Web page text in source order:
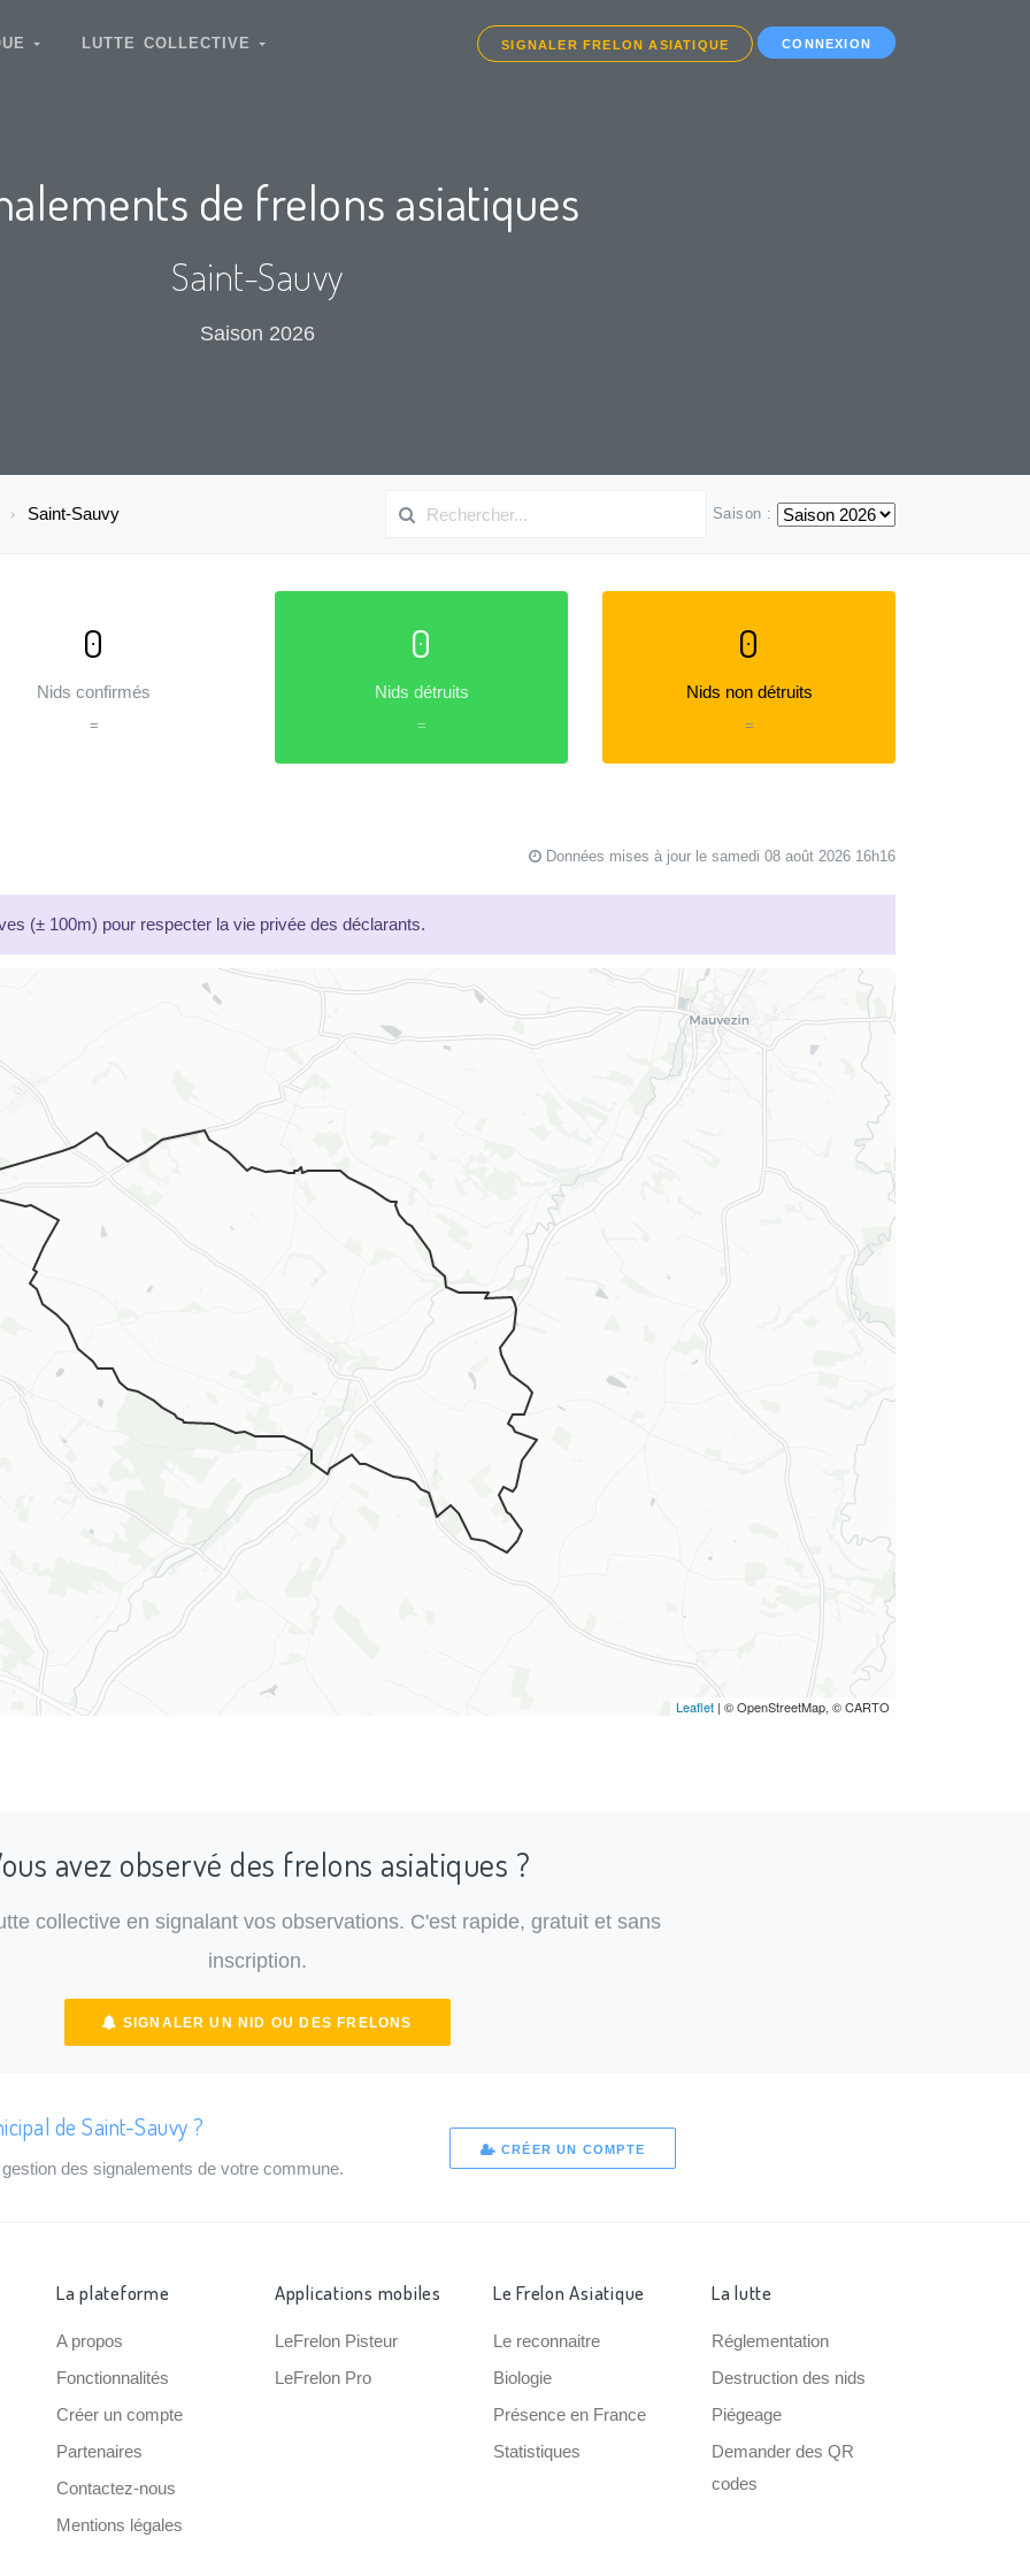
LUTTE COLLECTIVE SIGNALER FRELON ASIATIQUE CONNEXION
de frelons asiatiques
Saint-Sauvy
Saison 2026
Saint-Sauvy Saison :
0
Nids confirmés
=
0
Nids détruits
=
0
Nids non détruits
=
Données mises à jour le samedi 08 août 2026 16h16
(± 100m) pour respecter la vie privée des déclarants.
Leaflet | © OpenStreetMap, © CARTO
avez observé des frelons asiatiques ?
collective en signalant vos observations. C'est rapide, gratuit et sans
inscription.
SIGNALER UN NID OU DES FRELONS
de Saint-Sauvy ?
des signalements de votre commune.
CRÉER UN COMPTE
La plateforme
A propos
Fonctionnalités
Créer un compte
Partenaires
Contactez-nous
Mentions légales
Applications mobiles
LeFrelon Pisteur
LeFrelon Pro
Le Frelon Asiatique
Le reconnaitre
Biologie
Présence en France
Statistiques
La lutte
Réglementation
Destruction des nids
Piégeage
Demander des QR
codes